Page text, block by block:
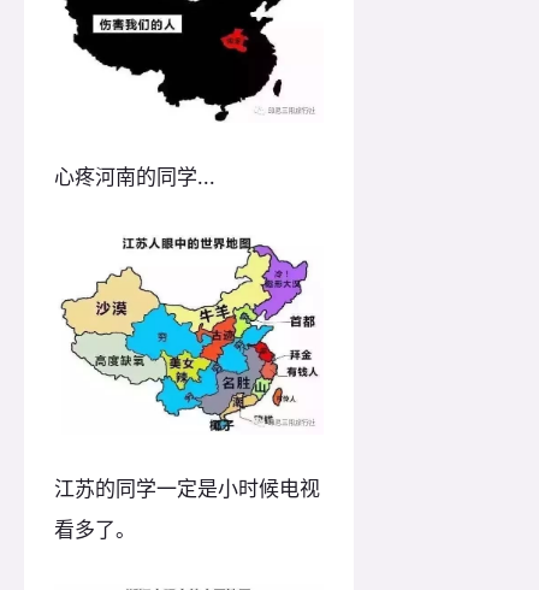
心疼河南的同学...
江苏的同学一定是小时候电视
看多了。